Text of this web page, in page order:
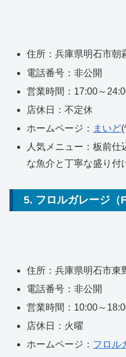
住所：兵庫県明石市朝
電話番号：非公開
営業時間：17:00～
店休日：不定休
ホームページ： まいど
人気メニュー：板前仕
な魚介と丁寧な盛り付
5. フロルガレージ（
住所：兵庫県明石市東
電話番号：非公開
営業時間：10:00～
店休日：火曜
ホームページ： フロル